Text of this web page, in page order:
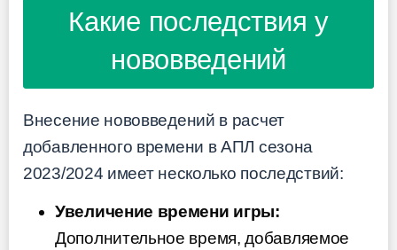
Какие последствия у
нововведений
Внесение нововведений в расчет
добавленного времени в АПЛ сезона
2023/2024 имеет несколько последствий:
Увеличение времени игры:
Дополнительное время, добавляемое